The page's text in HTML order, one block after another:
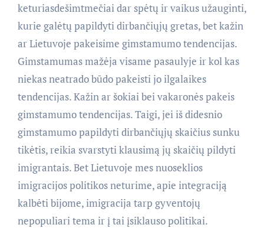
keturiasdešimtmečiai dar spėtų ir vaikus užauginti,
kurie galėtų papildyti dirbančiųjų gretas, bet kažin
ar Lietuvoje pakeisime gimstamumo tendencijas.
Gimstamumas mažėja visame pasaulyje ir kol kas
niekas neatrado būdo pakeisti jo ilgalaikes
tendencijas. Kažin ar šokiai bei vakaronės pakeis
gimstamumo tendencijas. Taigi, jei iš didesnio
gimstamumo papildyti dirbančiųjų skaičius sunku
tikėtis, reikia svarstyti klausimą jų skaičių pildyti
imigrantais. Bet Lietuvoje mes nuoseklios
imigracijos politikos neturime, apie integraciją
kalbėti bijome, imigracija tarp gyventojų
nepopuliari tema ir į tai įsiklauso politikai.